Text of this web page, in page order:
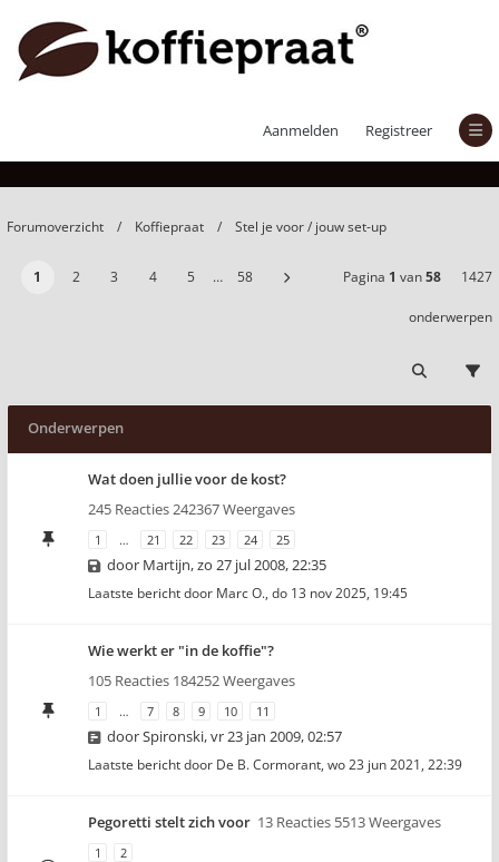
Aanmelden Registreer
Stel je voor / jouw set-up
Forumoverzicht Koffiepraat Stel je voor / jouw set-up
1 2 3 4 5 … 58 Pagina 1 van58 1427
onderwerpen
Onderwerpen
Wat doen jullie voor de kost?
245 Reacties 242367 Weergaves
1 … 21 22 23 24 25
door Martijn,zo 27 jul 2008, 22:35
Laatste bericht door Marc O., do 13 nov 2025, 19:45
Wie werkt er "in de koffie"?
105 Reacties 184252 Weergaves
1 … 7 8 9 10 11
doorSpironski,vr 23 jan 2009, 02:57
Laatste bericht door De B. Cormorant, wo 23 jun 2021, 22:39
Pegoretti stelt zich voor 13 Reacties 5513 Weergaves
1 2